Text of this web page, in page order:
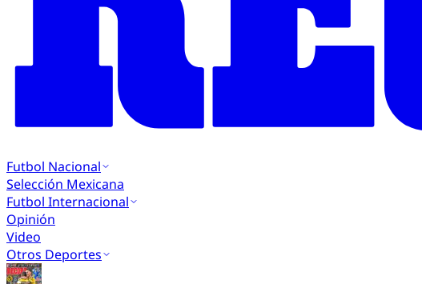
Futbol Nacional
Selección Mexicana
Futbol Internacional
Opinión
Video
Otros Deportes